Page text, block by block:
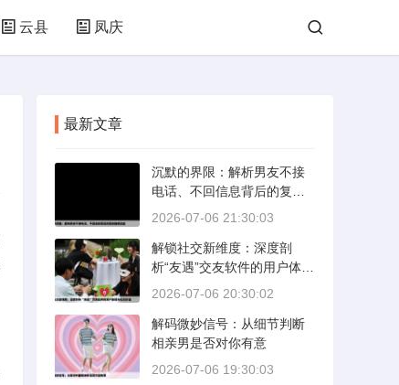
云县 凤庆
最新文章
沉默的界限：解析男友不接
电话、不回信息背后的复杂
情感动态
2026-07-06 21:30:03
解锁社交新维度：深度剖
析“友遇”交友软件的用户体验
与社交价值
2026-07-06 20:30:02
解码微妙信号：从细节判断
相亲男是否对你有意
2026-07-06 19:30:03